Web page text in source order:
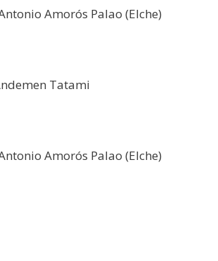
Amorós Palao (Elche)
Tatami
Amorós Palao (Elche)